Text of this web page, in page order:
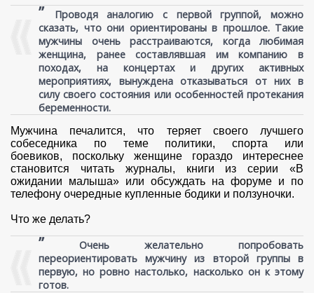
”Проводя аналогию с первой группой, можно
сказать, что они ориентированы в прошлое. Такие
мужчины очень расстраиваются, когда любимая
женщина, ранее составлявшая им компанию в
походах, на концертах и других активных
мероприятиях, вынуждена отказываться от них в
силу своего состояния или особенностей протекания
беременности.
Мужчина печалится, что теряет своего лучшего
собеседника по теме политики, спорта или
боевиков, поскольку женщине гораздо интереснее
становится читать журналы, книги из серии «В
ожидании малыша» или обсуждать на форуме и по
телефону очередные купленные бодики и ползуночки.
Что же делать?
” Очень желательно попробовать
переориентировать мужчину из второй группы в
первую, но ровно настолько, насколько он к этому
готов.